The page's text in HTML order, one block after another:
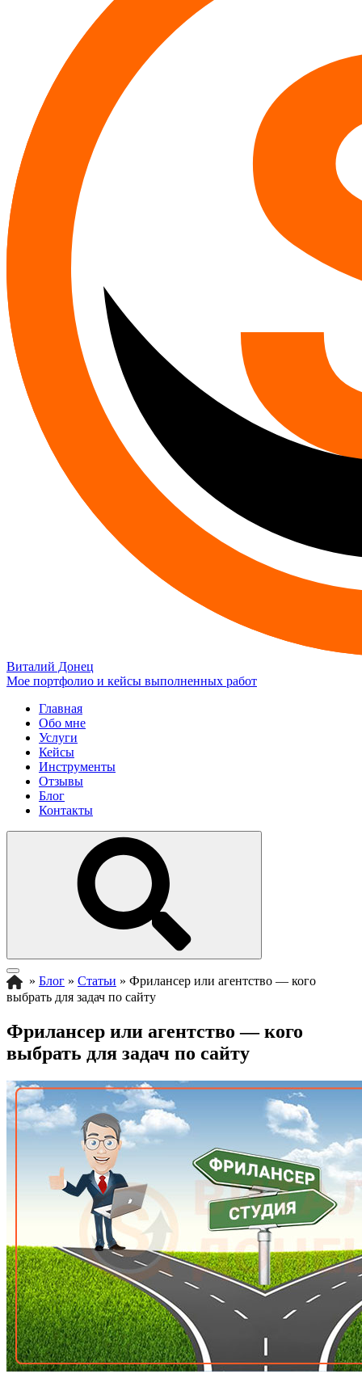
Виталий Донец
Мое портфолио и кейсы выполненных работ
Главная
Обо мне
Услуги
Кейсы
Инструменты
Отзывы
Блог
Контакты
» Блог » Статьи » Фрилансер или агентство — кого
выбрать для задач по сайту
Фрилансер или агентство — кого
выбрать для задач по сайту